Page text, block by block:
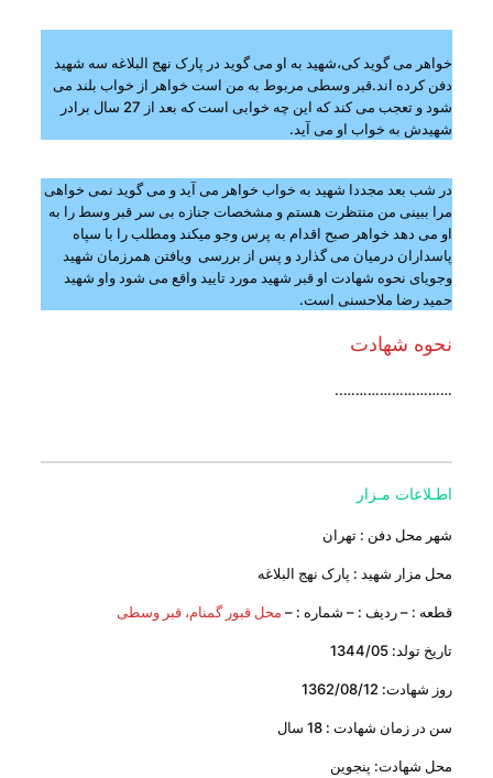
خواهر می گوید کی،شهید به او می گوید در پارک نهج البلاغه سه شهید
دفن کرده اند.قبر وسطی مربوط به من است خواهر از خواب بلند می
شود و تعجب می کند که این چه خوابی است که بعد از 27 سال برادر
شهیدش به خواب او می آید.
در شب بعد مجددا شهید به خواب خواهر می آید و می گوید نمی خواهی
مرا ببینی من منتظرت هستم و مشخصات جنازه بی سر قبر وسط را به
او می دهد خواهر صبح اقدام به پرس وجو میکند ومطلب را با سپاه
پاسداران درمیان می گذارد و پس از بررسی ویافتن همرزمان شهید
وجویای نحوه شهادت او قبر شهید مورد تایید واقع می شود واو شهید
حمید رضا ملاحسنی است.
نحوه شهادت
………………………..
اطـلاعات مـزار
شهر محل دفن : تهران
محل مزار شهید : پارک نهج البلاغه
قطعه : – ردیف : – شماره : – محل قبور گمنام، قبر وسطی
تاریخ تولد: 1344/05
روز شهادت: 1362/08/12
سن در زمان شهادت : 18 سال
محل شهادت: پنجوین